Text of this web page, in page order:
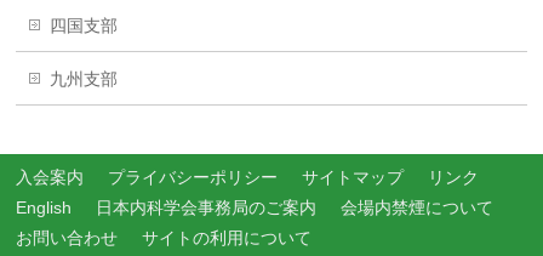
四国支部
九州支部
入会案内 プライバシーポリシー サイトマップ
リンク
English
日本内科学会事務局のご案内
会場内禁煙について
お問い合わせ
サイトの利用について